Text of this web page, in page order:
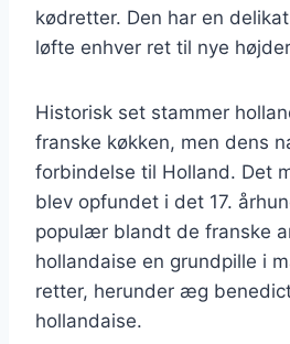
kødretter. Den har en
løfte enhver ret til nye
Historisk set stammer
franske køkken, men dens
forbindelse til Holland. Det
blev opfundet i det 17.
populær blandt de franske
hollandaise en grundpille i
retter, herunder æg
hollandaise.